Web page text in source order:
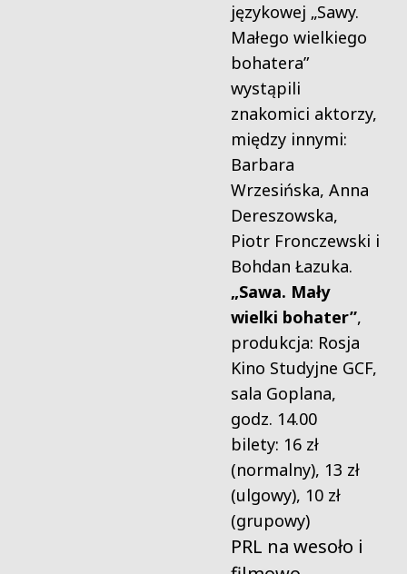
językowej „Sawy.
Małego wielkiego
bohatera”
wystąpili
znakomici aktorzy,
między innymi:
Barbara
Wrzesińska, Anna
Dereszowska,
Piotr Fronczewski i
Bohdan Łazuka.
„Sawa. Mały
wielki bohater”,
produkcja: Rosja
Kino Studyjne GCF,
sala Goplana,
godz. 14.00
bilety: 16 zł
(normalny), 13 zł
(ulgowy), 10 zł
(grupowy)
PRL na wesoło i